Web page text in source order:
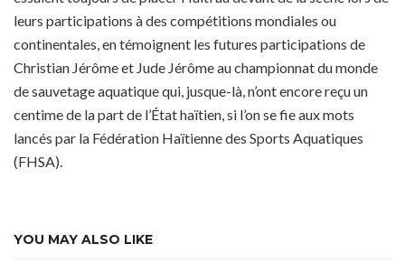
leurs participations à des compétitions mondiales ou
continentales, en témoignent les futures participations de
Christian Jérôme et Jude Jérôme au championnat du monde
de sauvetage aquatique qui, jusque-là, n’ont encore reçu un
centime de la part de l’État haïtien, si l’on se fie aux mots
lancés par la Fédération Haïtienne des Sports Aquatiques
(FHSA).
YOU MAY ALSO LIKE